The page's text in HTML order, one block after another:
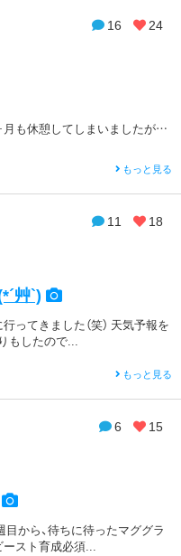
16 24
も休憩してしまいましたが…
もっと見る
11 18
艸`)
ってきました（笑） 天気予報を
もしたので...
もっと見る
6 15
から、待ちに待ったマググラ
ースト育成必須...